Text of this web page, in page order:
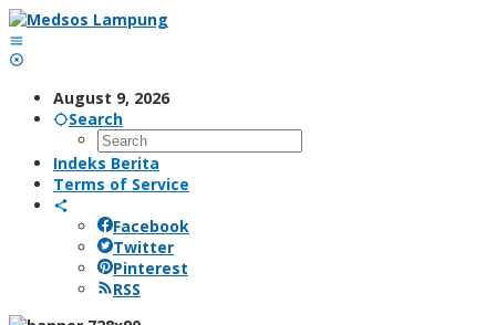
Skip
to
content
August 9, 2026
Search
Indeks Berita
Terms of Service
Facebook
Twitter
Pinterest
RSS